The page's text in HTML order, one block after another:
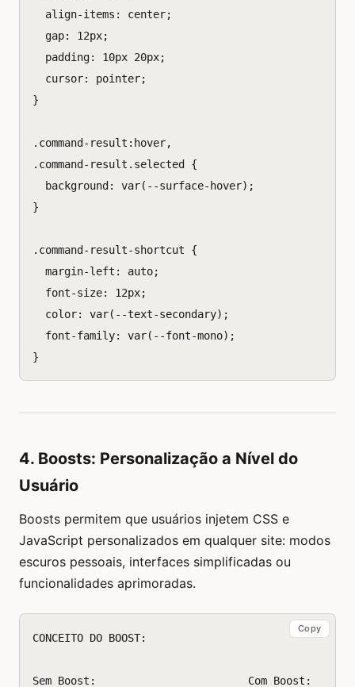
align-items : center;
gap: 12px;
padding: 10px 20px;
cursor: pointer;
}
. command-result : hover,
. command-result . selected
{
background : var( --surface-hover);
}
. command-result-shortcut
{
margin-left : auto;
font-size: 12px;
color: var( --text-secondary);
font-family: var( --font-mono);
}
4. Boosts: Personalização a Nível do
Usuário
Boosts permitem que usuários injetem CSS e
JavaScript personalizados em qualquer site: modos
escuros pessoais, interfaces simplificadas ou
funcionalidades aprimoradas.
CONCEITO DO BOOST:
Sem Boost:                        Com Boost:
Copy